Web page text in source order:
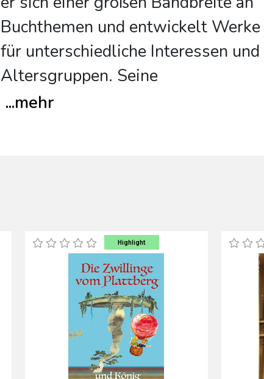
Buchthemen und entwickelt Werke
für unterschiedliche Interessen und
Altersgruppen. Seine
...mehr
Highlight